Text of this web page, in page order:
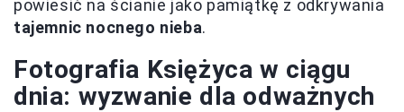
powiesić na ścianie jako pamiątkę z odkrywania
tajemnic nocnego nieba.
Fotografia Księżyca w ciągu
dnia: wyzwanie dla odważnych